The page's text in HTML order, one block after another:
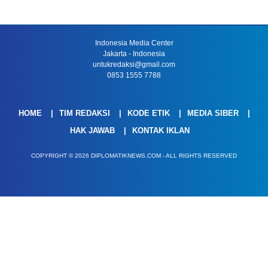
Indonesia Media Center
Jakarta - Indonesia
untukredaksi@gmail.com
0853 1555 7788
HOME TIM REDAKSI KODE ETIK
MEDIA SIBER
HAK JAWAB
KONTAK IKLAN
COPYRIGHT © 2026 DIPLOMATIKNEWS.COM - ALL RIGHTS RESERVED